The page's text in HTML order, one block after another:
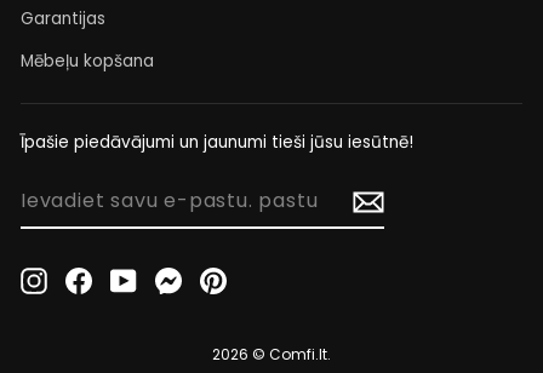
Garantijas
Mēbeļu kopšana
Īpašie piedāvājumi un jaunumi tieši jūsu iesūtnē!
IEVADIET
PASTU.InstagramFacebookYouTubeMessenger
2026 © Comfi.lt.